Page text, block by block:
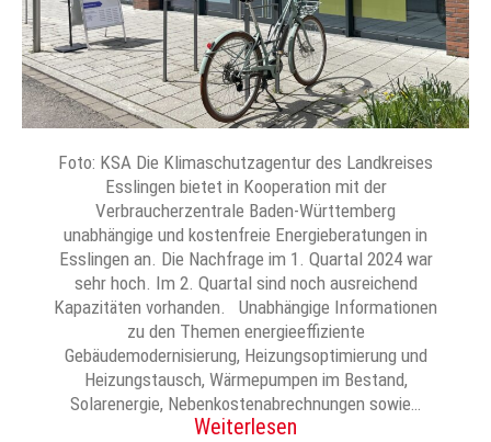
Foto: KSA Die Klimaschutzagentur des Landkreises
Esslingen bietet in Kooperation mit der
Verbraucherzentrale Baden-Württemberg
unabhängige und kostenfreie Energieberatungen in
Esslingen an. Die Nachfrage im 1. Quartal 2024 war
sehr hoch. Im 2. Quartal sind noch ausreichend
Kapazitäten vorhanden. Unabhängige Informationen
zu den Themen energieeffiziente
Gebäudemodernisierung, Heizungsoptimierung und
Heizungstausch, Wärmepumpen im Bestand,
Solarenergie, Nebenkostenabrechnungen sowie…
Weiterlesen